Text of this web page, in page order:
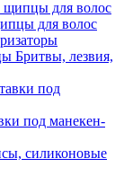
для волос
Бритвы, лезвия,
под манекен-